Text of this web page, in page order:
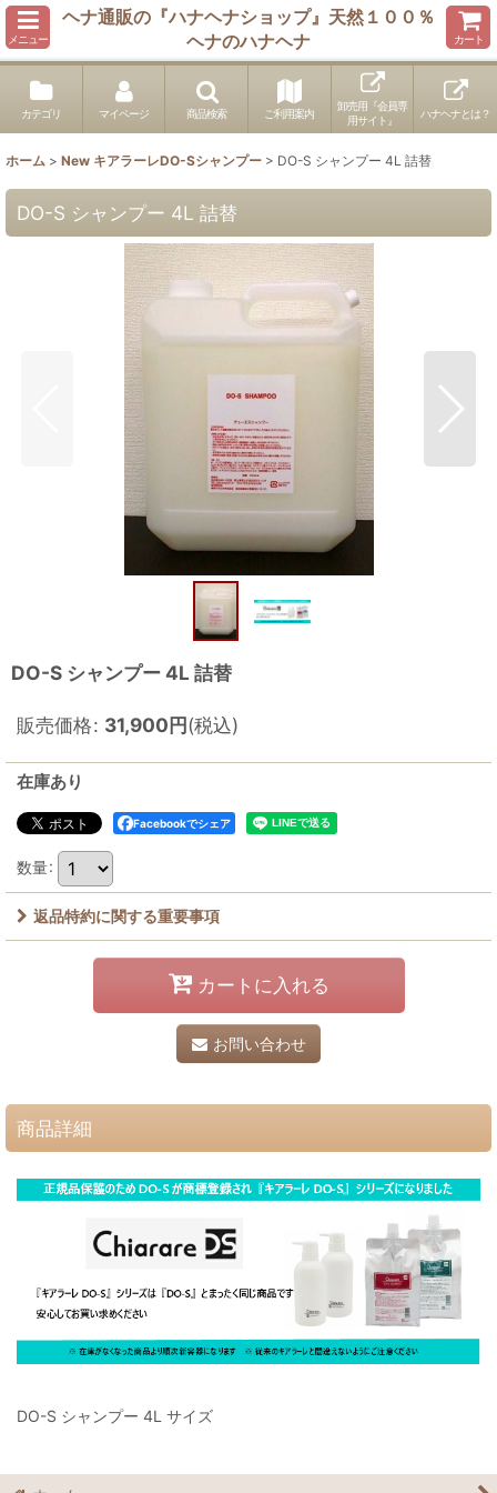
メニュー
ヘナ通販の『ハナヘナショップ』天然１００％
ヘナのハナヘナ
カート
カテゴリ マイページ 商品検索 ご利用案内
卸売用『会員専
用サイト』
ハナヘナとは？
ホーム > New キアラーレDO-Sシャンプー > DO-S シャンプー 4L 詰替
DO-S シャンプー 4L 詰替
DO-S シャンプー 4L 詰替
販売価格: 31,900円(税込)
在庫あり
Facebookでシェア
数量:
返品特約に関する重要事項
カートに入れる
お問い合わせ
商品詳細
DO-S シャンプー 4L サイズ